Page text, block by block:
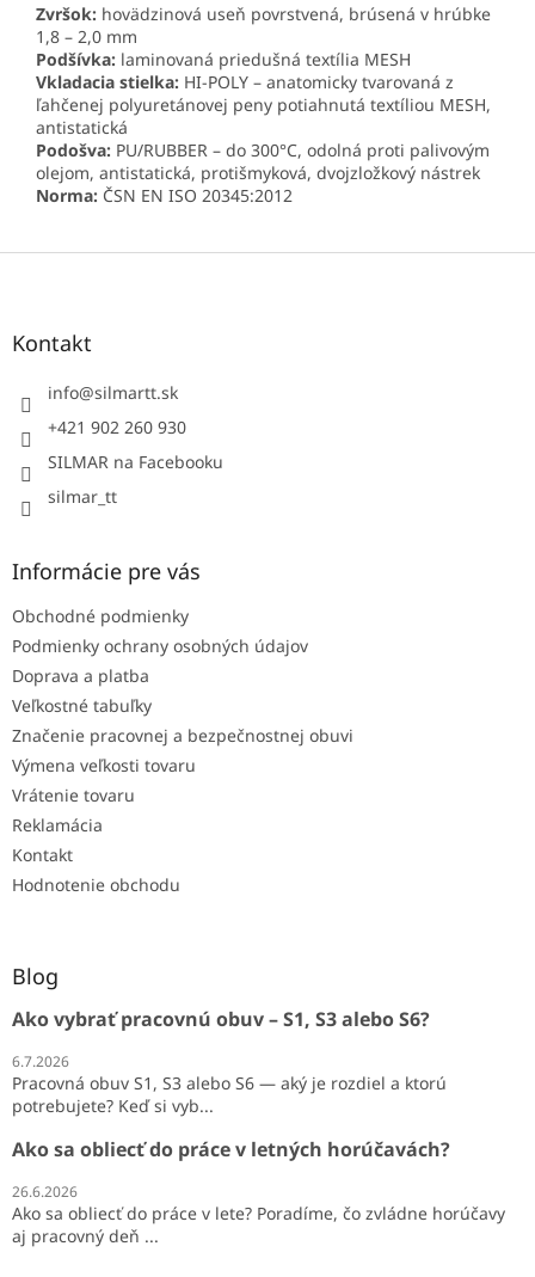
Zvršok: hovädzinová useň povrstvená, brúsená v hrúbke
1,8 – 2,0 mm
Podšívka: laminovaná priedušná textília MESH
Vkladacia stielka: HI-POLY – anatomicky tvarovaná z
ľahčenej polyuretánovej peny potiahnutá textíliou MESH,
antistatická
Podošva: PU/RUBBER – do 300°C, odolná proti palivovým
olejom, antistatická, protišmyková, dvojzložkový nástrek
Norma: ČSN EN ISO 20345:2012
Z
Kontakt
info@silmartt.sk
+421 902 260 930
SILMAR na Facebooku
silmar_tt
Informácie pre vás
Obchodné podmienky
Podmienky ochrany osobných údajov
Doprava a platba
Veľkostné tabuľky
Značenie pracovnej a bezpečnostnej obuvi
Výmena veľkosti tovaru
Vrátenie tovaru
Reklamácia
Kontakt
Hodnotenie obchodu
Blog
Ako vybrať pracovnú obuv – S1, S3 alebo S6?
6.7.2026
Pracovná obuv S1, S3 alebo S6 — aký je rozdiel a ktorú
potrebujete? Keď si vyb...
Ako sa obliecť do práce v letných horúčavách?
26.6.2026
Ako sa obliecť do práce v lete? Poradíme, čo zvládne horúčavy
aj pracovný deň ...